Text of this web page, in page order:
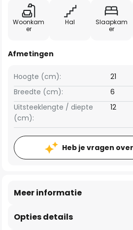
Woonkam
er
Hal
Slaapkam
er
Afmetingen
Breedte (cm): 6
Hoogte (cm): 21
Uitsteeklengte / diepte
(cm):
12
Heb je vragen
Opties details
Meer informatie